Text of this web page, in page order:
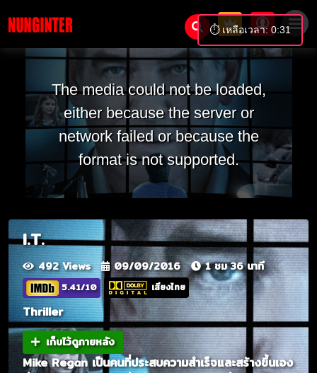
The media could not be loaded,
either because the server or
network failed or because the
format is not supported.
I.T.
492 Views 09/09/2016 1 ชม 36 นาที
5.41/10 เสียงไทย
Thriller
เก็บไว้ดูภายหลัง
Mike Regan เป็นคนที่ประสบความสำเร็จและสร้างขึ้นเอง
⏱️ เหลือเวลา: 0:31